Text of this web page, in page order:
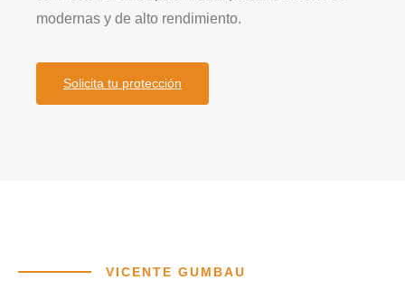
modernas y de alto rendimiento.
Solicita tu protección
VICENTE GUMBAU